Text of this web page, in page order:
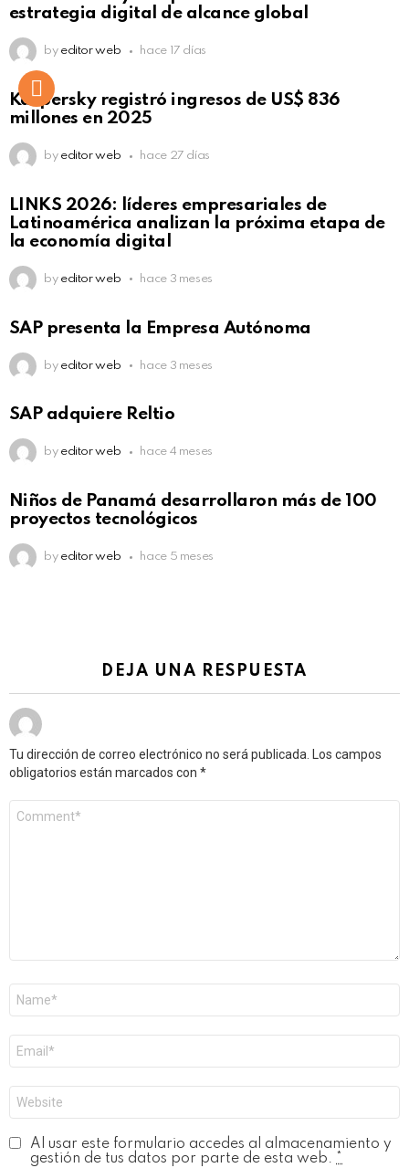
estrategia digital de alcance global
by editor web hace 17 días
Kaspersky registró ingresos de US$ 836
millones en 2025
by editor web hace 27 días
LINKS 2026: líderes empresariales de
Latinoamérica analizan la próxima etapa de
la economía digital
by editor web hace 3 meses
SAP presenta la Empresa Autónoma
by editor web hace 3 meses
SAP adquiere Reltio
by editor web hace 4 meses
Niños de Panamá desarrollaron más de 100
proyectos tecnológicos
by editor web hace 5 meses
DEJA UNA RESPUESTA
Tu dirección de correo electrónico no será publicada.
Los campos
obligatorios están marcados con *
electrónico
*
Al usar este formulario accedes al almacenamiento y
gestión de tus datos por parte de esta web.